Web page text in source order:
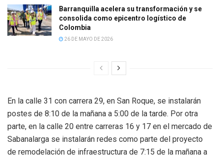
Barranquilla acelera su transformación y se
consolida como epicentro logístico de
Colombia
26 DE MAYO DE 2026
En la calle 31 con carrera 29, en San Roque, se instalarán
postes de 8:10 de la mañana a 5:00 de la tarde. Por otra
parte, en la calle 20 entre carreras 16 y 17 en el mercado de
Sabanalarga se instalarán redes como parte del proyecto
de remodelación de infraestructura de 7:15 de la mañana a